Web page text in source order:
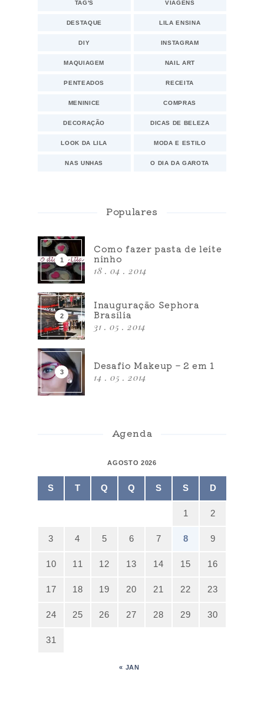
TAG'S VIAGENS
DESTAQUE LILA ENSINA
DIY INSTAGRAM
MAQUIAGEM NAIL ART
PENTEADOS RECEITA
MENINICE COMPRAS
DECORAÇÃO DICAS DE BELEZA
LOOK DA LILA MODA E ESTILO
NAS UNHAS O DIA DA GAROTA
Populares
Como fazer pasta de leite
ninho
18 . 04 . 2014
Inauguração Sephora
Brasília
31 . 05 . 2014
Desafio Makeup – 2 em 1
14 . 05 . 2014
Agenda
AGOSTO 2026
S T Q Q S S D
1 2
3 4 5 6 7 8 9
10 11 12 13 14 15 16
17 18 19 20 21 22 23
24 25 26 27 28 29 30
31
« JAN